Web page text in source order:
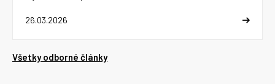
26.03.2026
Všetky odborné články